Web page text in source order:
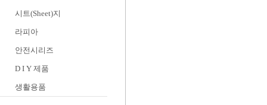
시트(Sheet)지
라피아
안전시리즈
D I Y 제품
생활용품